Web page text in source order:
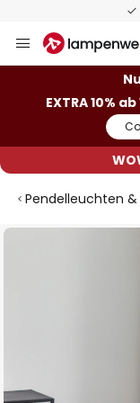
Inhalt
EXTRA 10%
Pendelleuchten
Zum